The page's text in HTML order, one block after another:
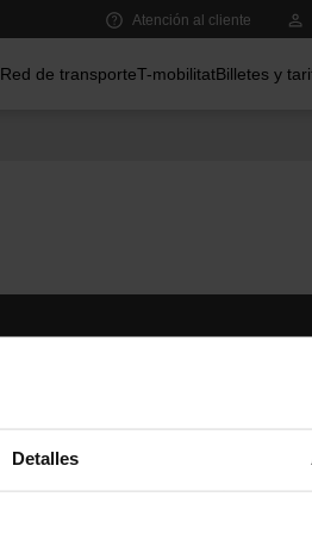
Detalles
Atención al cliente
Red de transporteT-mobilitatBilletes y
TMB